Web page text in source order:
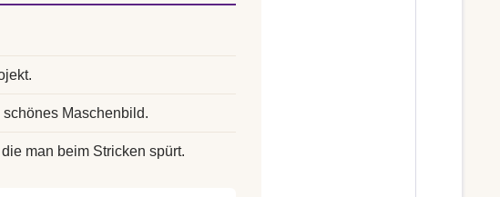
Maschenbild.
man beim Stricken spürt.